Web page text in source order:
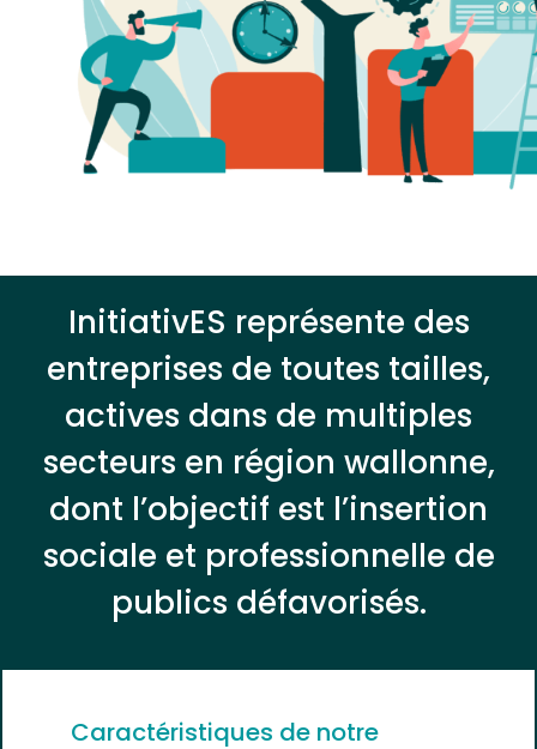
InitiativES représente des
entreprises de toutes tailles,
actives dans de multiples
secteurs en région wallonne,
dont l’objectif est l’insertion
sociale et professionnelle de
publics défavorisés.
Caractéristiques de notre